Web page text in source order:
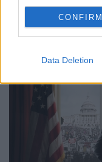
CONFIRM
Data Deletion